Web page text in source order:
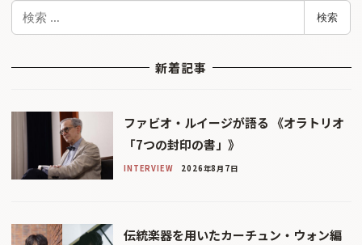
検
検索
新着記事
ファビオ・ルイージが語る 《オラトリオ
「7つの封印の書」》
INTERVIEW 2026年8月7日
伝統楽器を用いたカーチュン・ウォン編